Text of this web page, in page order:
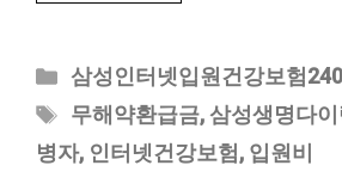
카
테
고
리
삼성인터넷입원건강보험
태
그
무해약환급금,삼성생명다
병자, 인터넷건강보험 , 입원비